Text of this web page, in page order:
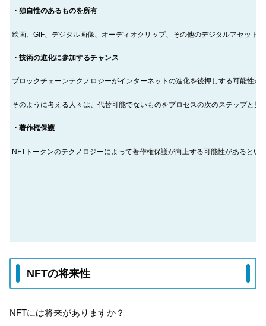
・独自性のあるものを所有
絵画、GIF、デジタル画像、オーディオクリップ、その他のデジタルアセット
・技術の進化に参加するチャンス
ブロックチェーンテクノロジーがインターネットの進化を後押しする可能性が
そのように考える人々は、代替可能でないものをプロセスの次のステップと見
・著作権保護
NFTトークンのテクノロジーによって著作権保護が向上する可能性があるとい
NFTの将来性
NFTには将来がありますか？